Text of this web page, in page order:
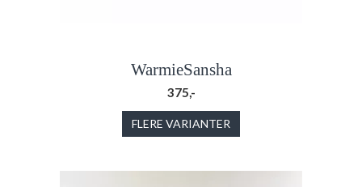
WarmieSansha
375,-
FLERE VARIANTER